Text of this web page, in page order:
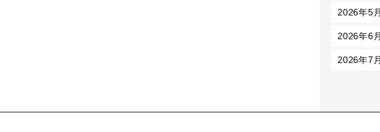
2026年5月
2026年6月
2026年7月